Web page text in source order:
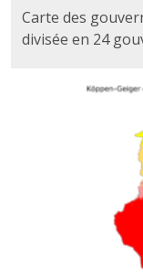
Carte des
divisée en 24